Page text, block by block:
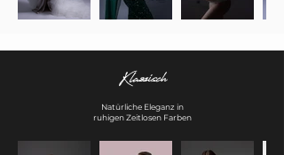
Klassisch
Natürliche Eleganz in
ruhigen Zeitlosen Farben